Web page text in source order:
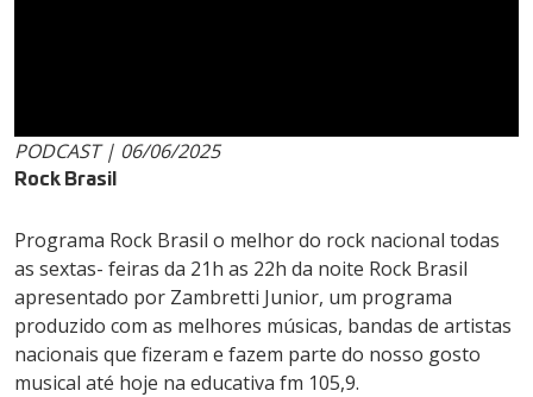
PODCAST | 06/06/2025
Rock Brasil
Programa Rock Brasil o melhor do rock nacional todas
as sextas- feiras da 21h as 22h da noite Rock Brasil
apresentado por Zambretti Junior, um programa
produzido com as melhores músicas, bandas de artistas
nacionais que fizeram e fazem parte do nosso gosto
musical até hoje na educativa fm 105,9.